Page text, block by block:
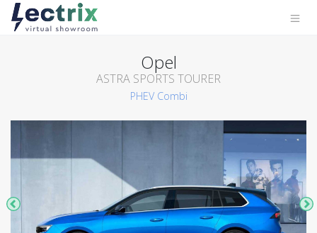
Opel
ASTRA SPORTS TOURER
PHEV Combi